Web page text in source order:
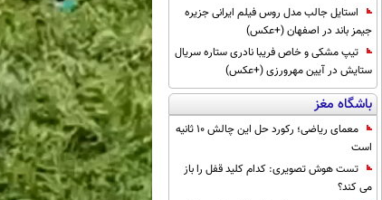
استایل جالب مدل روس فیلم ایرانی جزیره
جیمز باند در اصفهان (+عکس)
تیپ مشکی و خاص فریبا نادری ستاره سریال
ستایش در آیین مهرورزی (+عکس)
باشگاه مغز
معمای ریاضی؛ رکورد حل این چالش 10 ثانیه
است
تست هوش تصویری: کدام کلید قفل را باز
می کند؟